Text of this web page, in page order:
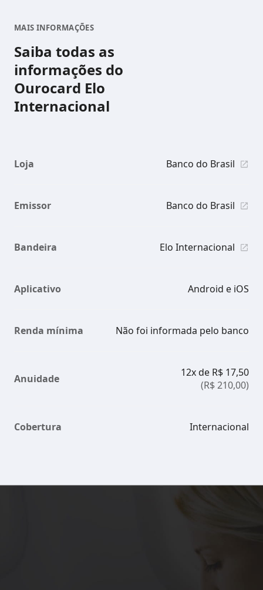
MAIS INFORMAÇÕES
Saiba todas as
informações do
Ourocard Elo
Internacional
Loja Banco do Brasil
Emissor Banco do Brasil
Bandeira Elo Internacional
Aplicativo Android e iOS
Renda mínima Não foi informada pelo banco
Anuidade
12x de R$ 17,50
(R$ 210,00)
Cobertura Internacional